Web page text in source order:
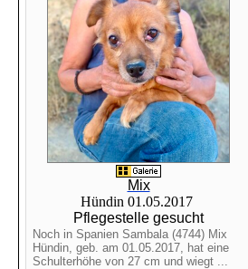
Mix
Hündin 01.05.2017
Pflegestelle gesucht
Noch in Spanien Sambala (4744) Mix
Hündin, geb. am 01.05.2017, hat eine
Schulterhöhe von 27 cm und wiegt ...